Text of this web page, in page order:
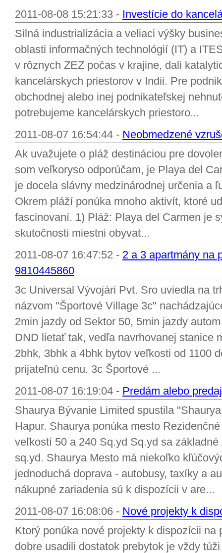
2011-08-08 15:21:33 - Investície do
Silná industrializácia a veliaci výšky
oblasti informačných technológií (IT) a
v rôznych ZEZ počas v krajine, dali
kancelárskych priestorov v Indii. Pre
obchodnej alebo inej podnikateľskej
potrebujeme kancelárskych priestoro...
2011-08-07 16:54:44 - Neobmedzené
Ak uvažujete o pláž destináciou pre
som veľkoryso odporúčam, je Playa del
je docela slávny medzinárodnej určenia a
Okrem pláží ponúka mnoho aktivít, ktoré
fascinovaní. 1) Pláž: Playa del Carmen je
skutočnosti miestni obyvat...
2011-08-07 16:47:52 - 2 a 3 apartmány na
9810445860
3c Universal Vývojári Pvt. Sro uviedla na
názvom "Športové Village 3c"
2min jazdy od Sektor 50, 5min jazdy
DND lietať tak, vedľa navrhovanej stanice
2bhk, 3bhk a 4bhk bytov veľkosti od 1100
prijateľnú cenu. 3c Športové ...
2011-08-07 16:19:04 - Predám alebo
Shaurya Bývanie Limited spustila
Hapur. Shaurya ponúka mesto
veľkostí 50 a 240 Sq.yd Sq.yd sa
sq.yd. Shaurya Mesto má niekoľko
jednoduchá doprava - autobusy, taxíky a
nákupné zariadenia sú k dispozícii v are...
2011-08-07 16:08:06 - Nové projekty k
Ktorý ponúka nové projekty k dispozícii
dobre usadili dostatok prebytok je vždy